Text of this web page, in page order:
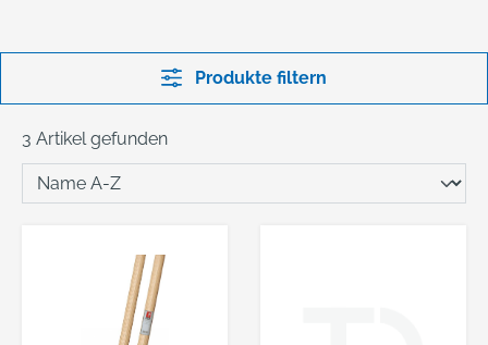
Produkte filtern
3 Artikel gefunden